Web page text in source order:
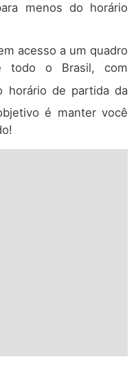
menos do horário
acesso a um quadro
todo o Brasil, com
horário de partida da
é manter você